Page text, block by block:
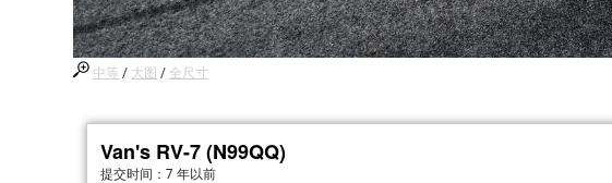
中等 / 大图 / 全尺寸
Van's RV-7 (N99QQ)
提交时间：7 年以前